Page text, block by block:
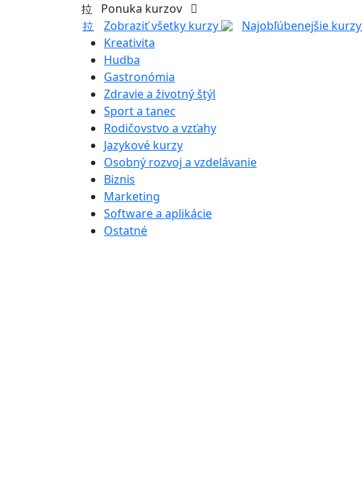
Ponuka kurzov
Zobraziť všetky kurzy
Najobľúbenejšie kurzy
Kreativita
Hudba
Gastronómia
Zdravie a životný štýl
Sport a tanec
Rodičovstvo a vzťahy
Jazykové kurzy
Osobný rozvoj a vzdelávanie
Biznis
Marketing
Software a aplikácie
Ostatné